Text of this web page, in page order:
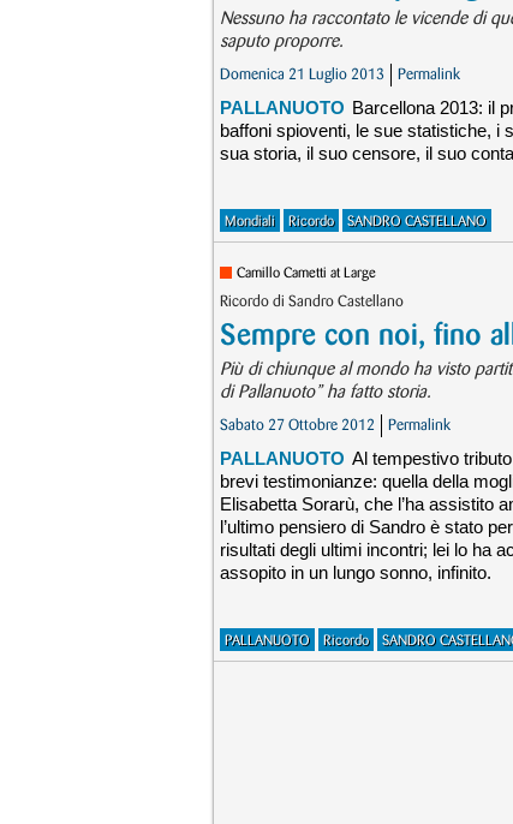
Nessuno ha raccontato le vicende di
saputo proporre.
Domenica 21 Luglio 2013 Permalink
PALLANUOTO Barcellona 2013: il
baffoni spioventi, le sue statistiche, i
sua storia, il suo censore, il suo
Mondiali Ricordo SANDRO CASTELLANO
Camillo Cametti at Large
Ricordo di Sandro Castellano
Sempre con noi, fino
Più di chiunque al mondo ha visto
di Pallanuoto” ha fatto storia.
Sabato 27 Ottobre 2012 Permalink
PALLANUOTO Al tempestivo
brevi testimonianze: quella della
Elisabetta Sorarù, che l’ha assistito
l’ultimo pensiero di Sandro è stato
risultati degli ultimi incontri; lei lo ha
assopito in un lungo sonno, infinito.
PALLANUOTO Ricordo SANDRO